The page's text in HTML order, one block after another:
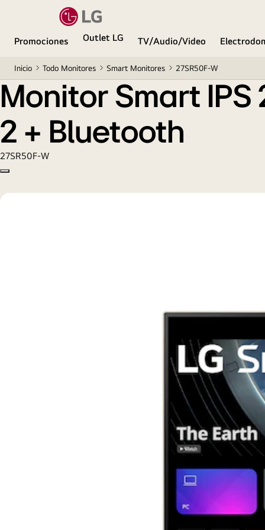
Promociones Outlet LG TV/Audio/Video
Inicio Todo Monitores Smart Monitores 27SR50F-W
Monitor Smart IPS 27 Pulgadas FHD con webOS
Monitor Smart
2 + Bluetooth
27SR50F-W
Copy model name